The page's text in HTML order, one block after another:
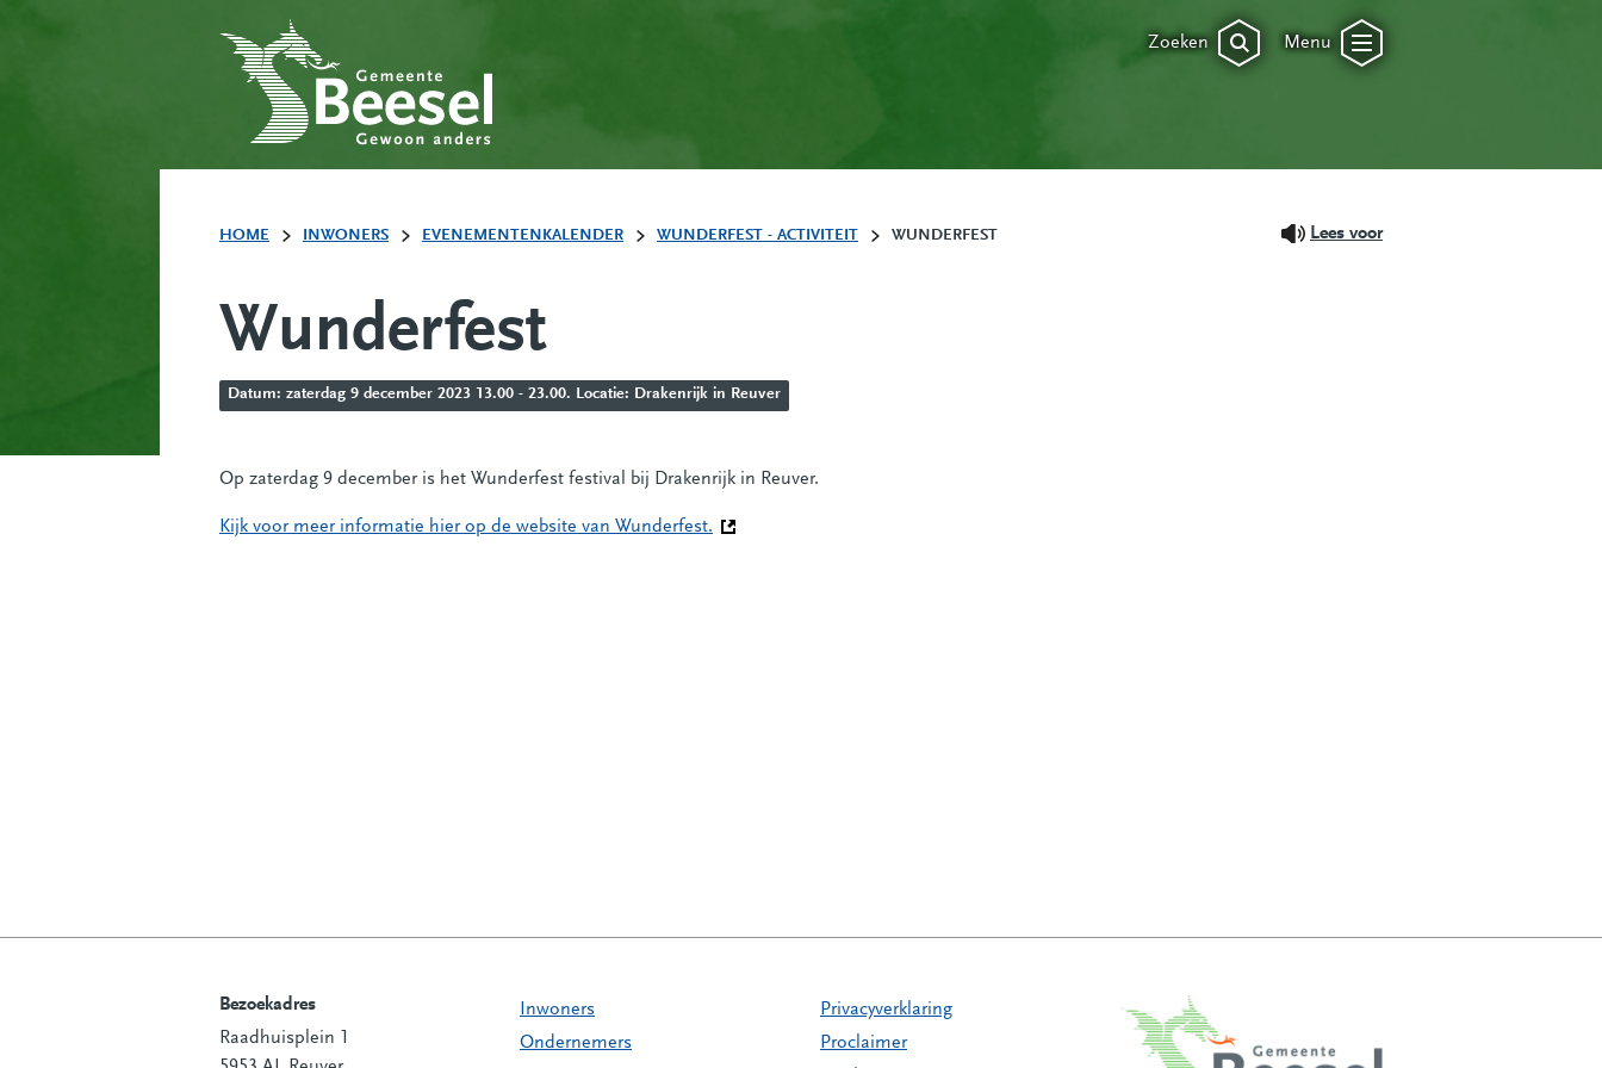
Zoeken Menu
HOME INWONERS EVENEMENTENKALENDER WUNDERFEST - ACTIVITEIT WUNDERFEST Lees voor
Wunderfest
Datum: zaterdag 9 december 2023 13.00 - 23.00. Locatie: Drakenrijk in Reuver
Op zaterdag 9 december is het Wunderfest festival bij Drakenrijk in Reuver.
Kijk voor meer informatie hier op de website van Wunderfest. (Deze link gaat naar een andere website)
Contactinformatie
Bezoekadres
Raadhuisplein 1
Inwoners
Ondernemers
Privacyverklaring
Proclaimer